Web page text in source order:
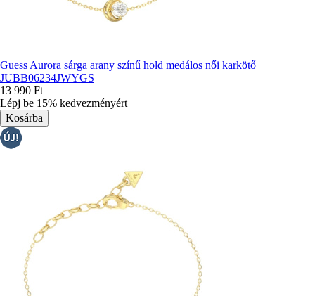
Guess Aurora sárga arany színű hold medálos női karkötő
JUBB06234JWYGS
13 990 Ft
Lépj be 15% kedvezményért